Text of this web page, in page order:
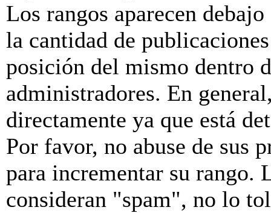
Los rangos aparecen
la cantidad de
posición del mismo dentro
administradores. En
directamente ya que está
Por favor, no abuse de sus
para incrementar su rango.
consideran "spam", no lo